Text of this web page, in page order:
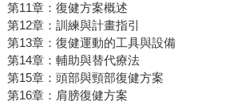
第11章：復健方案概述
第12章：訓練與計畫指引
第13章：復健運動的工具與設備
第14章：輔助與替代療法
第15章：頭部與頸部復健方案
第16章：肩膀復健方案